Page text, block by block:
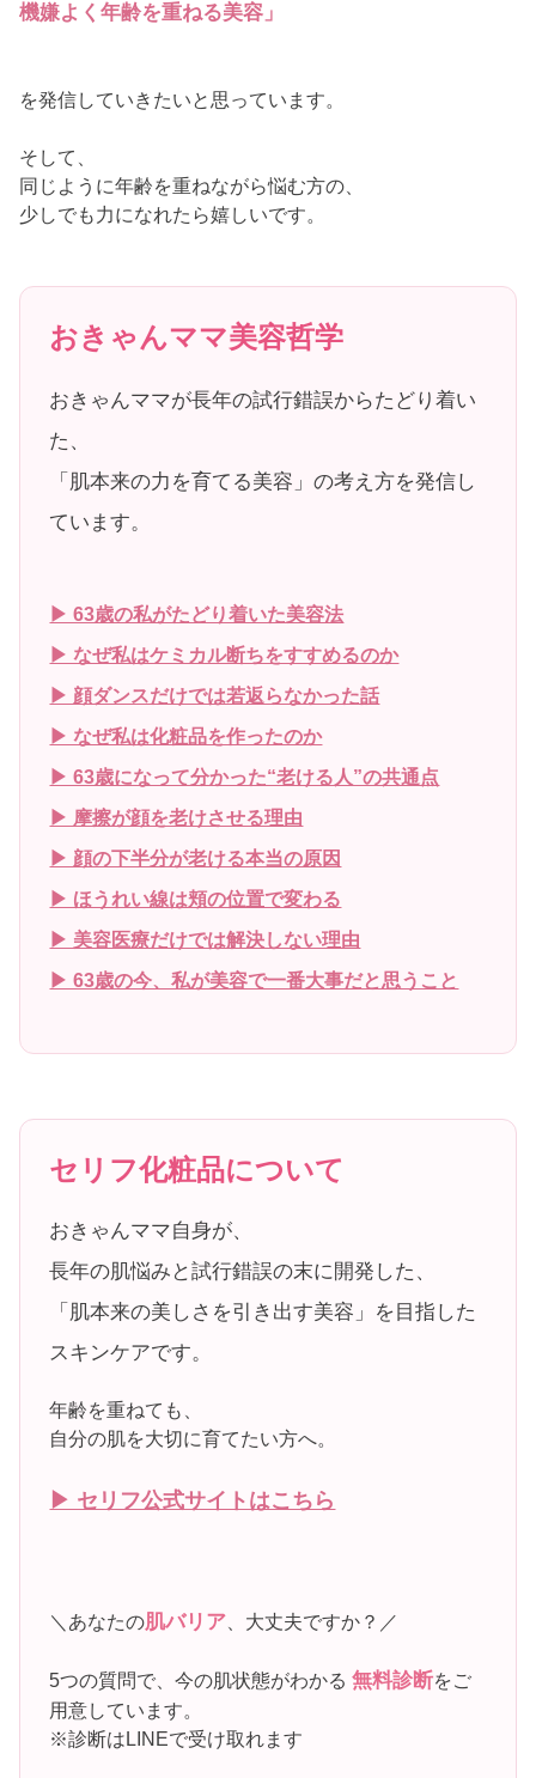
機嫌よく年齢を重ねる美容」
を発信していきたいと思っています。
そして、
同じように年齢を重ねながら悩む方の、
少しでも力になれたら嬉しいです。
おきゃんママ美容哲学
おきゃんママが長年の試行錯誤からたどり着い
た、
「肌本来の力を育てる美容」の考え方を発信し
ています。
▶ 63歳の私がたどり着いた美容法
▶ なぜ私はケミカル断ちをすすめるのか
▶ 顔ダンスだけでは若返らなかった話
▶ なぜ私は化粧品を作ったのか
▶ 63歳になって分かった“老ける人”の共通点
▶ 摩擦が顔を老けさせる理由
▶ 顔の下半分が老ける本当の原因
▶ ほうれい線は頬の位置で変わる
▶ 美容医療だけでは解決しない理由
▶ 63歳の今、私が美容で一番大事だと思うこと
セリフ化粧品について
おきゃんママ自身が、
長年の肌悩みと試行錯誤の末に開発した、
「肌本来の美しさを引き出す美容」を目指した
スキンケアです。
年齢を重ねても、
自分の肌を大切に育てたい方へ。
▶ セリフ公式サイトはこちら
＼あなたの肌バリア 、大丈夫ですか？／
5つの質問で、今の肌状態がわかる無料診断をご
用意しています。
※診断はLINEで受け取れます